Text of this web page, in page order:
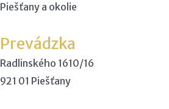
Piešťany a okolie
Prevádzka
Radlinského 1610/16
921 01 Piešťany